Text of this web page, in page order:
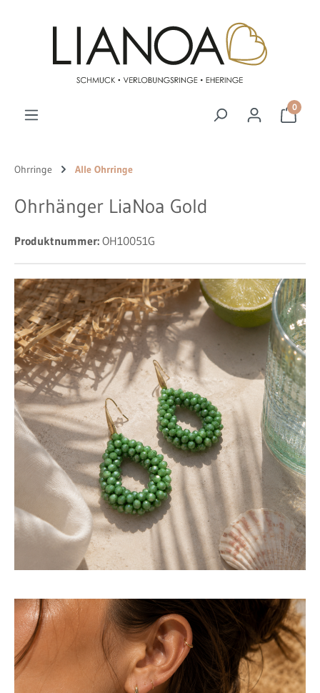
0
Ohrringe Alle Ohrringe
Ohrhänger LiaNoa Gold
Produktnummer: OH10051G